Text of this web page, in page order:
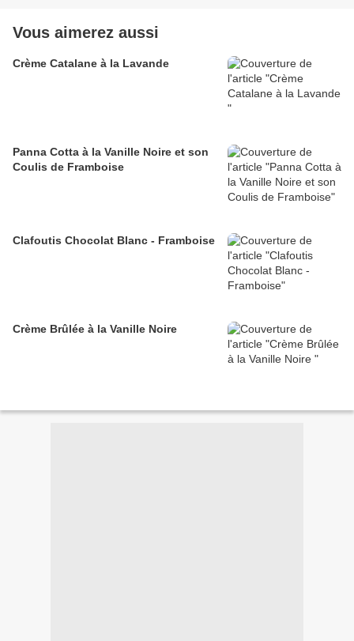
Vous aimerez aussi
Crème Catalane à la Lavande
Panna Cotta à la Vanille Noire et son
Coulis de Framboise
Clafoutis Chocolat Blanc - Framboise
Crème Brûlée à la Vanille Noire